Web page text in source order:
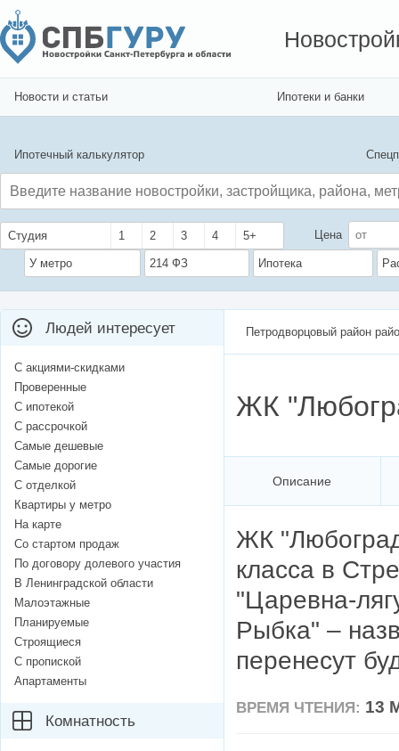
Новости и статьи Ипотеки и банки
Ипотечный калькулятор
Студия 1 2 3 4 5+ Цена
У метро 214 ФЗ Ипотека
Петродворцовый район
​ЖК
Описание
ЖК
класса в
"Царевна-
Рыбка" –
перенесут
ВРЕМЯ ЧТЕНИЯ: 13
Людей интересует
С акциями-скидками
Проверенные
С ипотекой
С рассрочкой
Самые дешевые
Самые дорогие
С отделкой
Квартиры у метро
На карте
Со стартом продаж
По договору долевого участия
В Ленинградской области
Малоэтажные
Планируемые
Строящиеся
С пропиской
Апартаменты
Комнатность